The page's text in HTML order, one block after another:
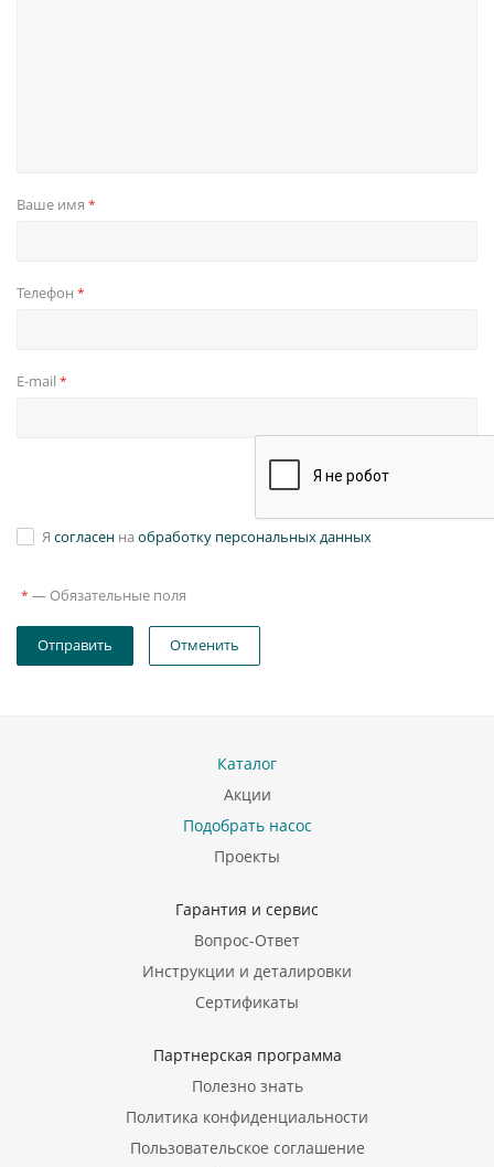
Ваше имя *
Телефон *
E-mail *
Я согласен на обработку персональных данных
* — Обязательные поля
Отправить Отменить
Каталог
Акции
Подобрать насос
Проекты
Гарантия и сервис
Вопрос-Ответ
Инструкции и деталировки
Сертификаты
Партнерская программа
Полезно знать
Политика конфиденциальности
Пользовательское соглашение